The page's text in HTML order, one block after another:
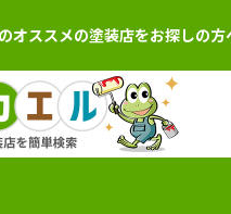
オススメの塗装店をお探しの